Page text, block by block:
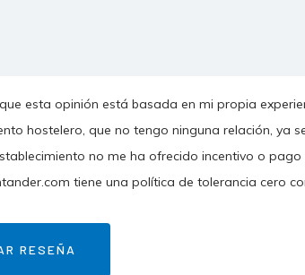
esta opinión está basada en mi propia
hostelero, que no tengo ninguna relación, ya
no me ha ofrecido incentivo o
tiene una política de tolerancia cero